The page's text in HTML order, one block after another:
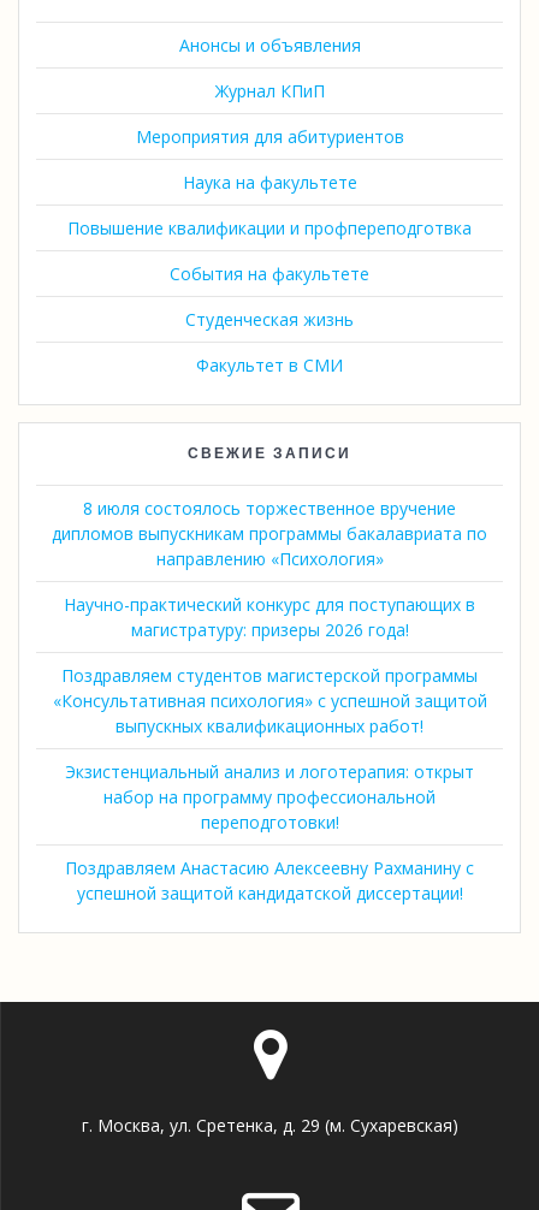
Анонсы и объявления
Журнал КПиП
Мероприятия для абитуриентов
Наука на факультете
Повышение квалификации и профпереподготвка
События на факультете
Студенческая жизнь
Факультет в СМИ
СВЕЖИЕ ЗАПИСИ
8 июля состоялось торжественное вручение
дипломов выпускникам программы бакалавриата по
направлению «Психология»
Научно-практический конкурс для поступающих в
магистратуру: призеры 2026 года!
Поздравляем студентов магистерской программы
«Консультативная психология» с успешной защитой
выпускных квалификационных работ!
Экзистенциальный анализ и логотерапия: открыт
набор на программу профессиональной
переподготовки!
Поздравляем Анастасию Алексеевну Рахманину с
успешной защитой кандидатской диссертации!
г. Москва, ул. Сретенка, д. 29 (м. Сухаревская)